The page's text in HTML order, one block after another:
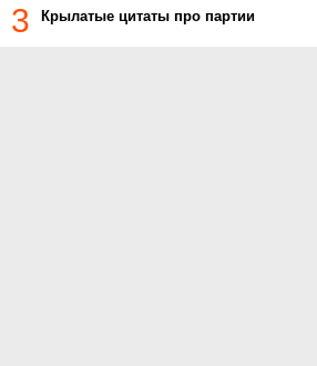
3 Крылатые цитаты про партии